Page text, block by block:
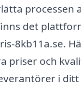
processen
det
8kb11a.se.
priser och
i